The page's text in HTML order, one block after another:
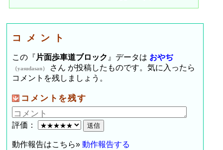
コメント
この『 片面歩車道ブロック 』データは おやぢ
（yasudasan）
さん が投稿したものです。気に入ったら
コメントを残しましょう。
コメントを残す
評価：
動作報告はこちら»動作報告する